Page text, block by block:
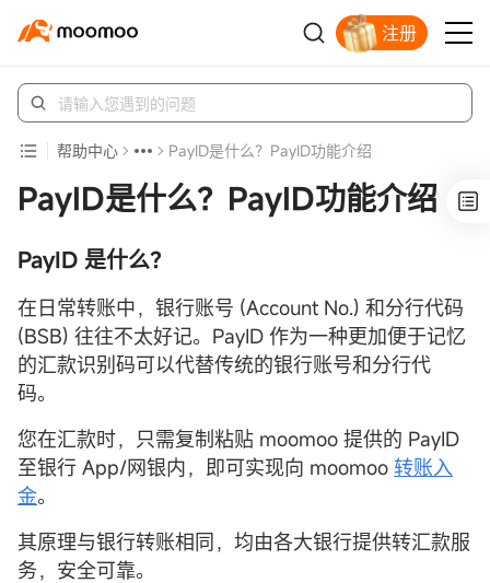
注册
帮助中心 PayID是什么？PayID功能介绍
PayID是什么？PayID功能介绍
PayID 是什么？
在日常转账中，银行账号 (Account No.) 和分行代码
(BSB) 往往不太好记。PayID 作为一种更加便于记忆
的汇款识别码可以代替传统的银行账号和分行代
码。
您在汇款时，只需复制粘贴 moomoo 提供的 PayID
至银行 App/网银内，即可实现向 moomoo 转账入
金。
其原理与银行转账相同，均由各大银行提供转汇款服
务，安全可靠。